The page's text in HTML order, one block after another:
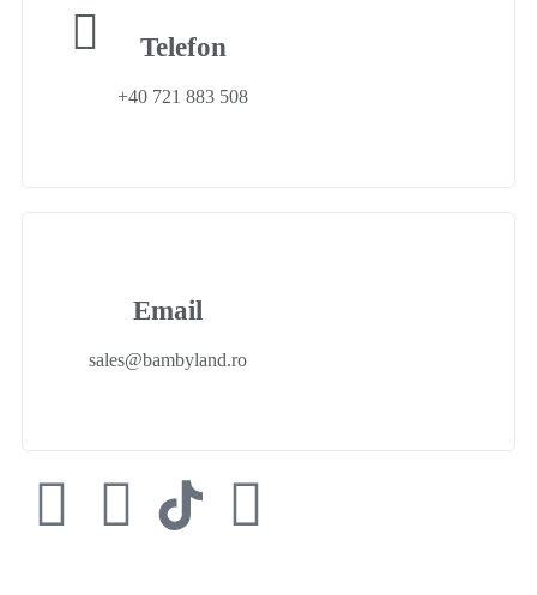
Telefon
+40 721 883 508
Email
sales@bambyland.ro​